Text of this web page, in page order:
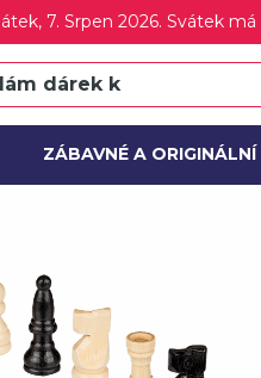
, 7. Srpen 2026. Svátek má
ZÁBAVNÉ A ORIGINÁLNÍ